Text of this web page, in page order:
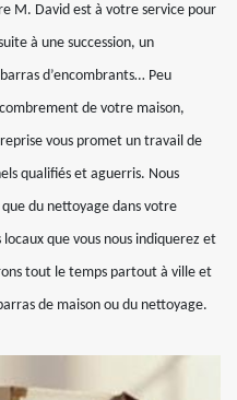
M. David est à votre service pour
à une succession, un
d’encombrants… Peu
de votre maison,
vous promet un travail de
qualifiés et aguerris. Nous
du nettoyage dans votre
que vous nous indiquerez et
tout le temps partout à ville et
de maison ou du nettoyage.